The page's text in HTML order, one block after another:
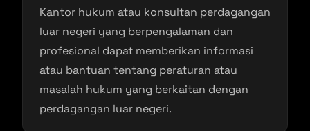
Kantor hukum atau konsultan perdagangan
luar negeri yang berpengalaman dan
profesional dapat memberikan informasi
atau bantuan tentang peraturan atau
masalah hukum yang berkaitan dengan
perdagangan luar negeri.